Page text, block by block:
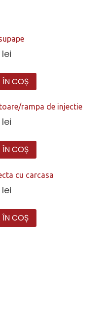
lei
COȘ
rampa de injectie
lei
COȘ
cu carcasa
lei
COȘ